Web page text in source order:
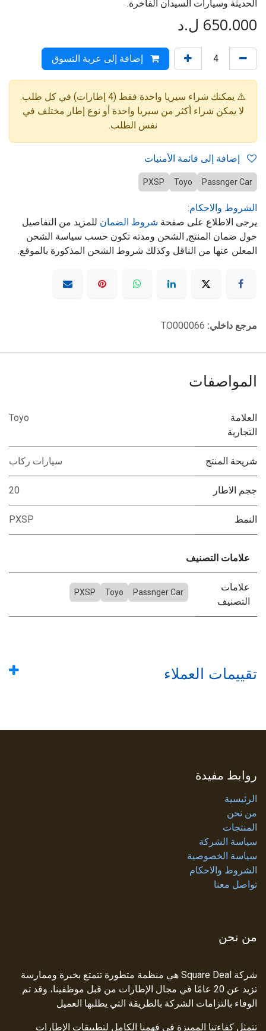
الحديثة وسيارات السيدان الفاخرة.
650.000 ل.د
إضافة إلى عربة التسوق
⚠️ يمكنك شراء سيريا واحدة فقط (4 إطارات) في كل طلب.
لا يمكن شراء أكثر من سيريا واحدة أو نوع إطار مختلف في
نفس الطلب.
Passnger Car
Toyo
PXSP
الشروط والاحكام:
يرجى الاطلاع على صفحة شروط الضمان للمزيد من التفاصيل
حول ضمان المنتج, الشحن ومدته تكون حسب سياسة الشحن
المعلن عنها من الناقل وكذلك شروط الشحن المذكورة بالموقع.
مرجع داخلي: TO000066
المواصفات
العلامة
التجارية
Toyo
شريحة المنتج سيارات ركاب
ججم الاطار 20
النمط PXSP
علامات التصنيف
علامات
التصنيف
Passnger Car
Toyo
PXSP
تقييمات العملاء
روابط مفيدة
الرئيسية
من نحن
المنتجات
سياسة الشركة
سياسة الخصوصية
الشروط والاحكام
تواصل معنا
من نحن
شركة Square Deal هي منظمة متطورة تتمتع بخبرة وممارسة
تزيد عن 20 عامًا في مجال الإطارات من قبل موظفينا، وقد تم
الوفاء بالتزامات الشركة بالطريقة التي يطلبها العميل
تتمثل كفاءتنا المميزة في فهمنا الكامل لتطبيقات الإطارات